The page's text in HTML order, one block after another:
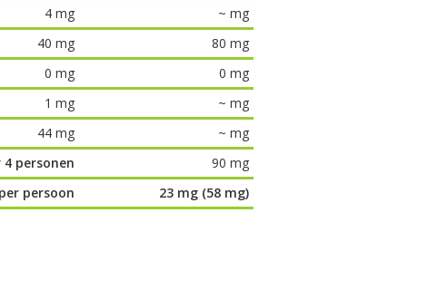
4 mg
~ mg
40 mg
80 mg
0 mg
0 mg
1 mg
~ mg
44 mg
~ mg
personen
90 mg
persoon
23 mg (58 mg)